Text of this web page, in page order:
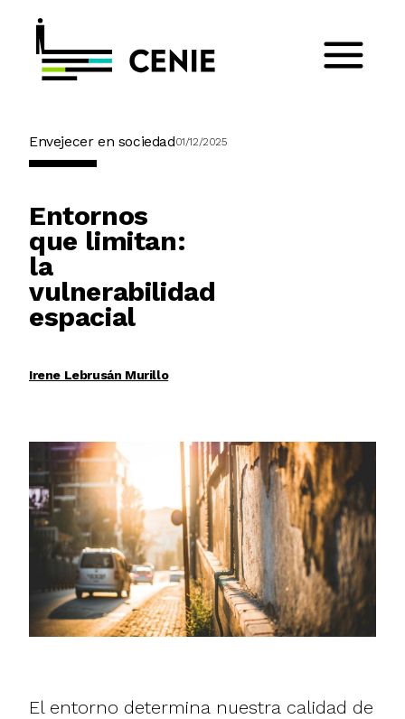
Envejecer en sociedad01/12/2025
Entornos
que limitan:
la
vulnerabilidad
espacial
Irene Lebrusán Murillo
El entorno determina nuestra calidad de